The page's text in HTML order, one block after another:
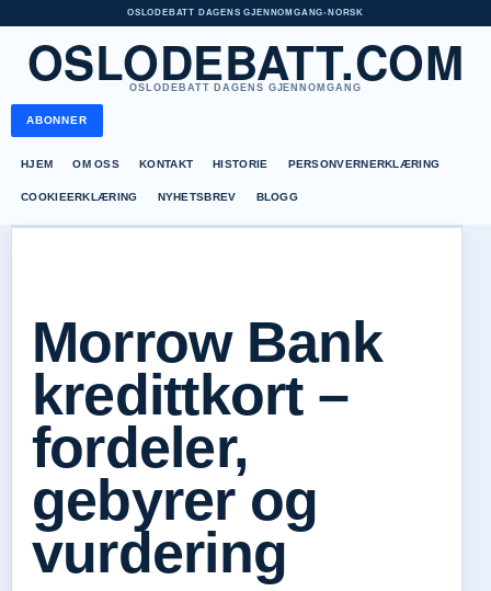
OSLODEBATT DAGENS GJENNOMGANG• NORSK
OSLODEBATT.COM
OSLODEBATT DAGENS GJENNOMGANG
ABONNER
HJEM OM OSS KONTAKT HISTORIE PERSONVERNERKLÆRING
COOKIEERKLÆRING NYHETSBREV BLOGG
Morrow Bank
kredittkort –
fordeler,
gebyrer og
vurdering